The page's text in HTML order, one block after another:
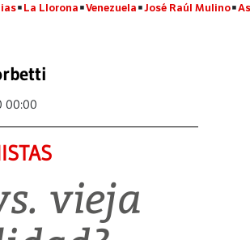
La Llorona Venezuela José Raúl Mulino
00:00
vieja